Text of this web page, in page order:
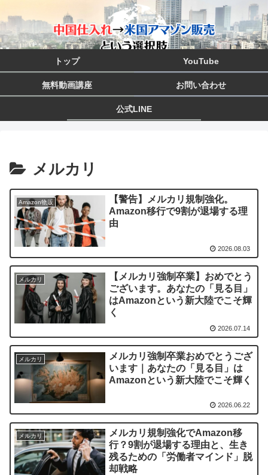
トップ YouTube
無料動画講座 お問い合わせ
公式LINE
メルカリ
Amazon物販
【警告】メルカリ規制強化。
Amazon移行で9割が退場する理
由
2026.08.03
メルカリ
【メルカリ強制卒業】おめでとう
ございます。あなたの「見る目」
はAmazonという新大陸でこそ輝
く
2026.07.14
メルカリ
メルカリ強制卒業おめでとうござ
います｜あなたの「見る目」は
Amazonという新大陸でこそ輝く
2026.06.22
メルカリ
メルカリ規制強化でAmazon移
行？9割が退場する理由と、生き
残るための「労働者マインド」脱
却戦略